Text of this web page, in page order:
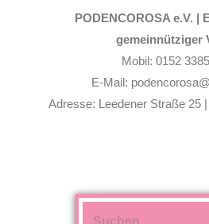
PODENCOROSA e.V. |
gemeinnütziger
Mobil: 0152
E-Mail:
Adresse: Leedener Straße 25